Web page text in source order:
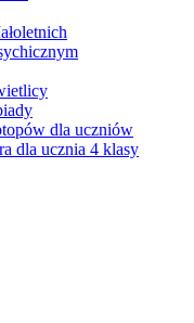
dla uczniów
dla ucznia 4 klasy